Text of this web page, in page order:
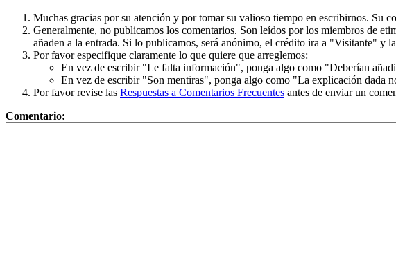
Muchas gracias por su atención y por tomar su valioso tiempo en escribirnos. Su
Generalmente, no publicamos los comentarios. Son leídos por los miembros de
añaden a la entrada. Si lo publicamos, será anónimo, el crédito ira a "Visitante" y
Por favor especifique claramente lo que quiere que arreglemos:
En vez de escribir "Le falta información", ponga algo como "Deberían
En vez de escribir "Son mentiras", ponga algo como "La explicación dada
Por favor revise las Respuestas a Comentarios Frecuentes antes de enviar un
Comentario: